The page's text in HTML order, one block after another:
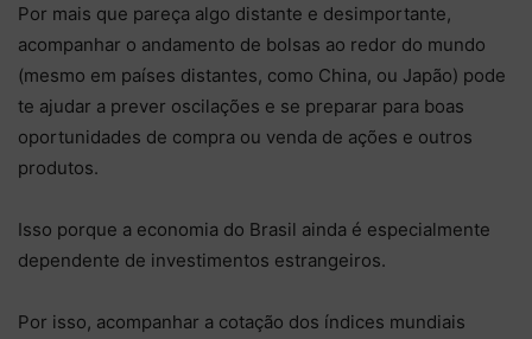
Por mais que pareça algo distante e desimportante,
acompanhar o andamento de bolsas ao redor do mundo
(mesmo em países distantes, como China, ou Japão) pode
te ajudar a prever oscilações e se preparar para boas
oportunidades de compra ou venda de ações e outros
produtos.
Isso porque a economia do Brasil ainda é especialmente
dependente de investimentos estrangeiros.
Por isso, acompanhar a cotação dos índices mundiais